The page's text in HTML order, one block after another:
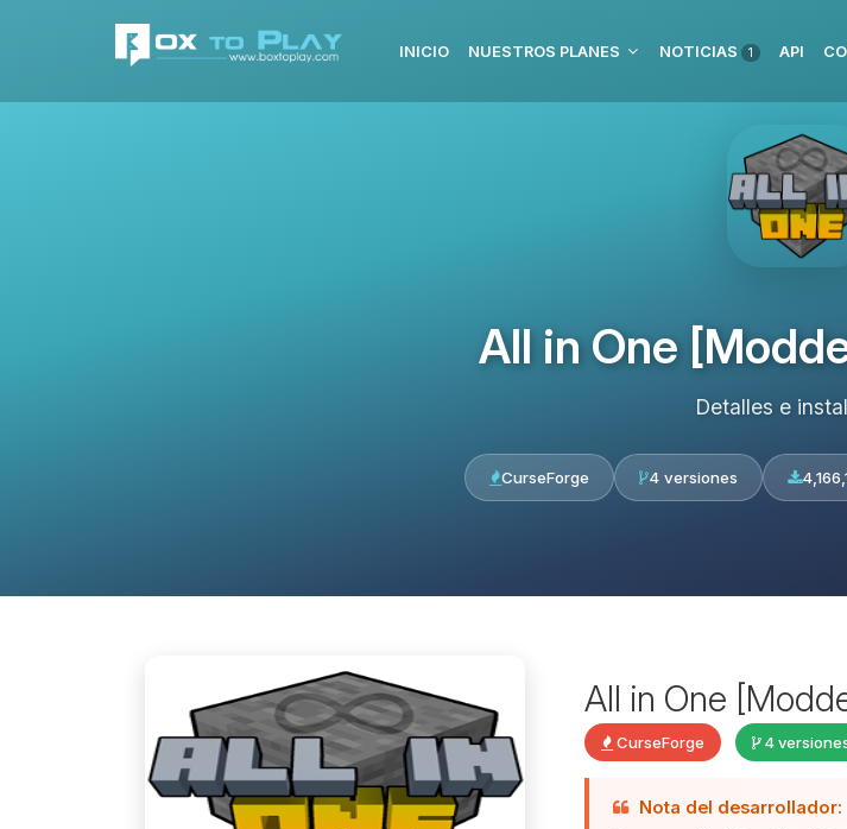
INICIO NUESTROS PLANES NOTICIAS 1 API
All in One
Detalles e
CurseForge 4 versiones
All in One
CurseForge 4
Nota del desarrollador: